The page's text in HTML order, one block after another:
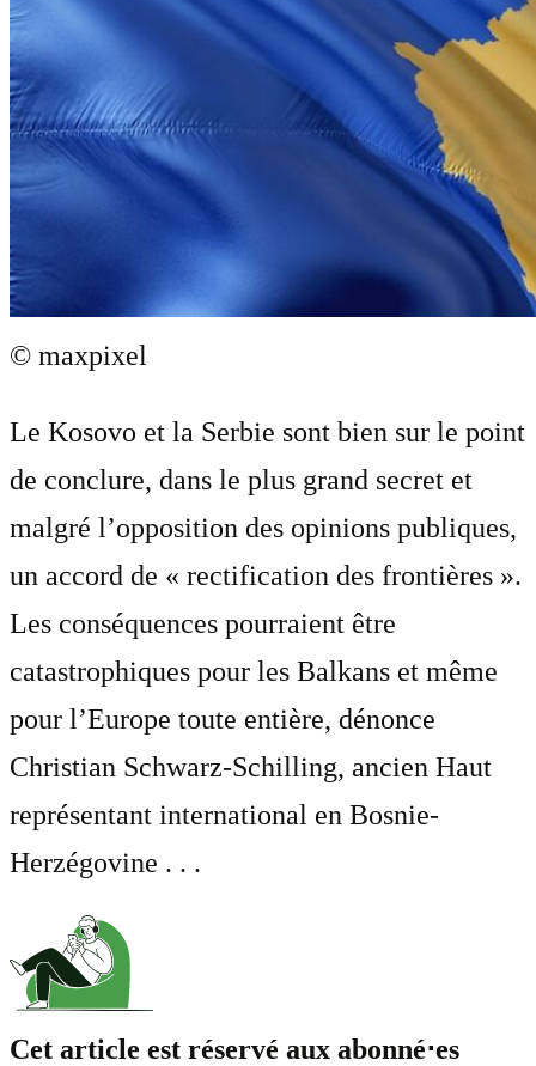
© maxpixel
Le Kosovo et la Serbie sont bien sur le point
de conclure, dans le plus grand secret et
malgré l’opposition des opinions publiques,
un accord de « rectification des frontières ».
Les conséquences pourraient être
catastrophiques pour les Balkans et même
pour l’Europe toute entière, dénonce
Christian Schwarz-Schilling, ancien Haut
représentant international en Bosnie-
Herzégovine . . .
Cet article est réservé aux abonné⋅es